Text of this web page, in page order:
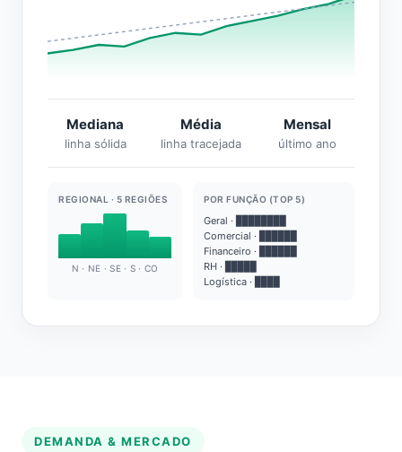
Mediana
linha sólida
Média
linha tracejada
Mensal
último ano
REGIONAL · 5 REGIÕES
N · NE · SE · S · CO
POR FUNÇÃO (TOP 5)
Geral · ████████
Comercial · ██████
Financeiro · ██████
RH · █████
Logística · ████
DEMANDA & MERCADO